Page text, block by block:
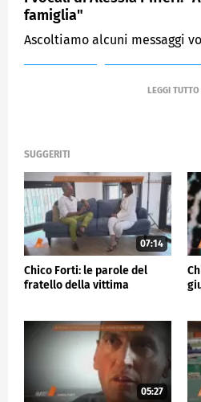
famiglia"
Ascoltiamo alcuni messaggi
SUGGERITI
07:14
Chico Forti: le parole del
fratello della vittima
05:27